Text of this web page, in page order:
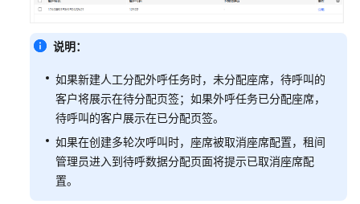
管
问
管
理
智
能
实
训
说明：
如果新建人工分配外呼任务时，未分配座席，待呼叫的
客户将展示在待分配页签；如果外呼任务已分配座席，
待呼叫的客户展示在已分配页签。
如果在创建多轮次呼叫时，座席被取消座席配置，租间
管理员进入到待呼数据分配页面将提示已取消座席配
置。